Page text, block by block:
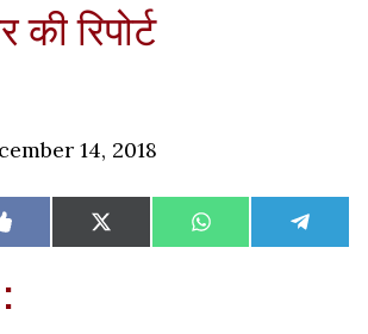
रिपोर्ट
14, 2018
Share
on
Like
on
Share
on
X
(Twitter)
Share
on
WhatsAppShare
on